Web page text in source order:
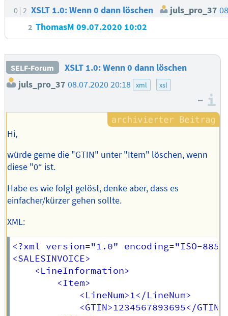
0 2 XSLT 1.0: Wenn 0 dann löschen juls_pro_37
2 ThomasM09.07.2020 10:02
SELF-Forum
XSLT 1.0: Wenn 0 dann löschen
juls_pro_37 08.07.2020 20:18 xml xsl
–
Hi,
würde gerne die "GTIN" unter "Item" löschen, wenn
diese "0“ ist.
Habe es wie folgt gelöst, denke aber, dass es
einfacher/kürzer gehen sollte.
XML:
<?xml version="1.0" encoding="ISO-
<SALESINVOICE>